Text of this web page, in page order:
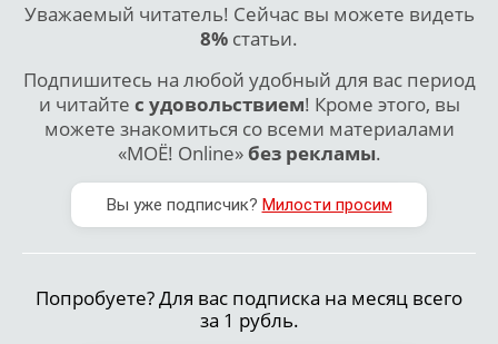
Уважаемый читатель! Сейчас вы можете видеть
8% статьи.
Подпишитесь на любой удобный для вас период
и читайте с удовольствием! Кроме этого, вы
можете знакомиться со всеми материалами
«МОЁ! Online»без рекламы.
Вы уже подписчик? Милости просим
Попробуете? Для вас подписка на месяц всего
за 1 рубль.